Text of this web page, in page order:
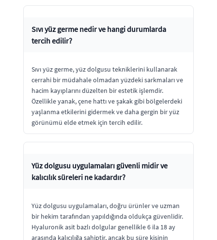
Sıvı yüz germe nedir ve hangi durumlarda
tercih edilir?
Sıvı yüz germe, yüz dolgusu tekniklerini kullanarak
cerrahi bir müdahale olmadan yüzdeki sarkmaları ve
hacim kayıplarını düzelten bir estetik işlemdir.
Özellikle yanak, çene hattı ve şakak gibi bölgelerdeki
yaşlanma etkilerini gidermek ve daha gergin bir yüz
görünümü elde etmek için tercih edilir.
Yüz dolgusu uygulamaları güvenli midir ve
kalıcılık süreleri ne kadardır?
Yüz dolgusu uygulamaları, doğru ürünler ve uzman
bir hekim tarafından yapıldığında oldukça güvenlidir.
Hyaluronik asit bazlı dolgular genellikle 6 ila 18 ay
arasında kalıcılığa sahiptir, ancak bu süre kişinin